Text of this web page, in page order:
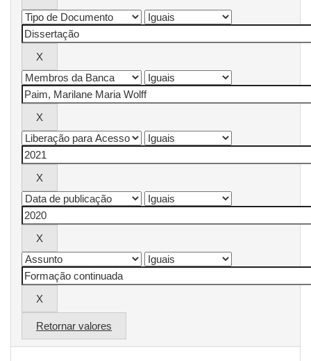
Retornar valores